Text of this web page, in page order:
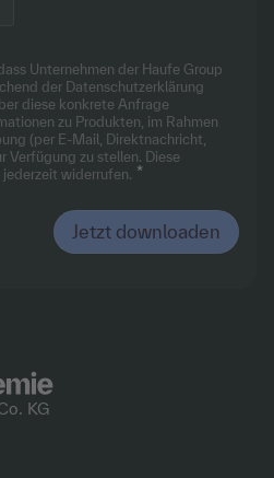
Unternehmen der Haufe Group
der Datenschutzerklärung
diese konkrete Anfrage
zu Produkten, im Rahmen
(per E-Mail, Direktnachricht,
Verfügung zu stellen. Diese
widerrufen.
KG